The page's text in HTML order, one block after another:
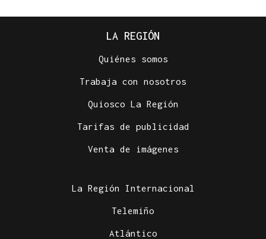
LA REGIÓN
Quiénes somos
Trabaja con nosotros
Quiosco La Región
Tarifas de publicidad
Venta de imágenes
La Región Internacional
Telemiño
Atlántico